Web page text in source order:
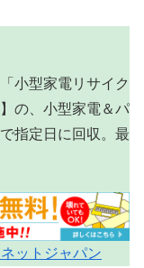
小型家電リサイク
の、小型家電＆パ
指定日に回収。最
ットジャパン